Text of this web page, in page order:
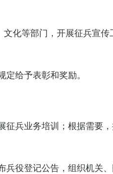
化等部门，开展征兵宣传
给予表彰和奖励。
征兵业务培训；根据需要
兵役登记公告，组织机关